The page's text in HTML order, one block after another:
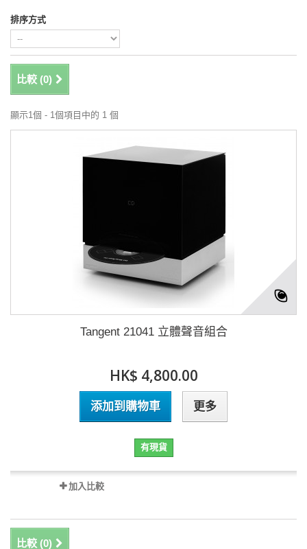
排序方式
比較 (0)
顯示1個 - 1個項目中的 1 個
Tangent 21041 立體聲音組合
HK$ 4,800.00
添加到購物車 更多
有現貨
加入比較
比較 (0)